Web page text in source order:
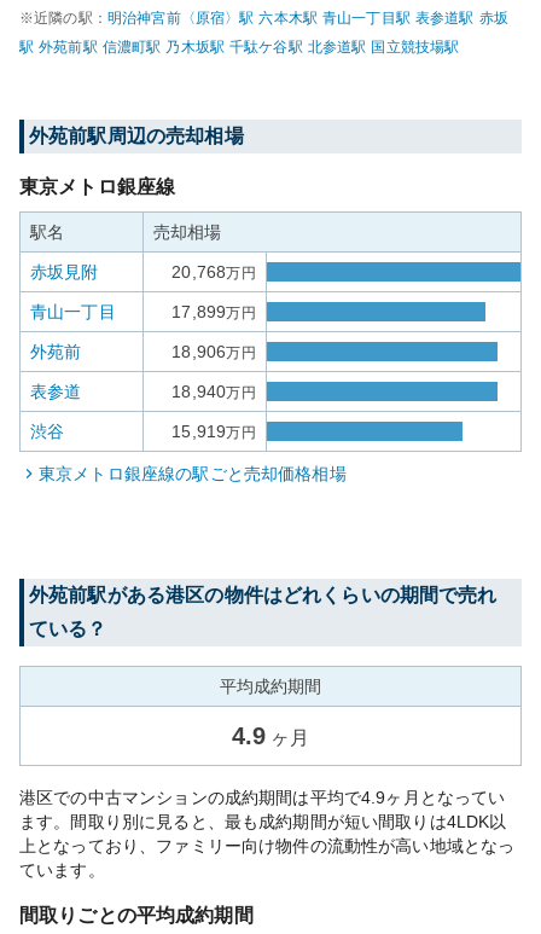
※近隣の駅： 明治神宮前〈原宿〉駅 六本木駅 青山一丁目駅 表参道駅 赤坂
駅 外苑前駅 信濃町駅 乃木坂駅 千駄ケ谷駅 北参道駅 国立競技場駅
外苑前駅周辺の売却相場
東京メトロ銀座線
駅名 売却相場
赤坂見附 20,768万円
青山一丁目 17,899万円
外苑前 18,906万円
表参道 18,940万円
渋谷 15,919万円
東京メトロ銀座線の駅ごと売却価格相場
外苑前駅がある港区の物件はどれくらいの期間で売れ
ている？
平均成約期間
4.9 ヶ月
港区での中古マンションの成約期間は平均で4.9ヶ月となってい
ます。間取り別に見ると、最も成約期間が短い間取りは4LDK以
上となっており、ファミリー向け物件の流動性が高い地域となっ
ています。
間取りごとの平均成約期間